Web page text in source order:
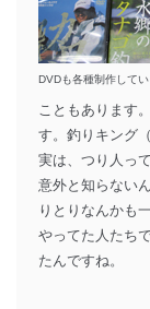
DVDも各種制作してい
こともあります
す。釣りキング
実は、つり人っ
意外と知らない
りとりなんかも
やってた人たち
たんですね。